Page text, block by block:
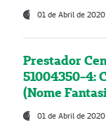
01 de Abril de 2020
Prestador
51004350-4:
(Nome
01 de Abril de 2020